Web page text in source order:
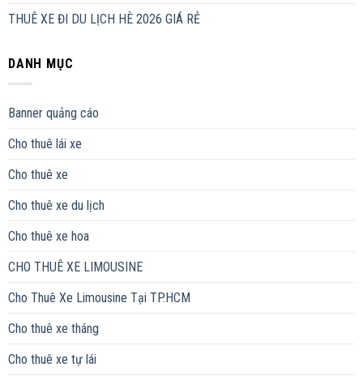
THUÊ XE ĐI DU LỊCH HÈ 2026 GIÁ RẺ
DANH MỤC
Banner quảng cáo
Cho thuê lái xe
Cho thuê xe
Cho thuê xe du lịch
Cho thuê xe hoa
CHO THUÊ XE LIMOUSINE
Cho Thuê Xe Limousine Tại TP.HCM
Cho thuê xe tháng
Cho thuê xe tự lái